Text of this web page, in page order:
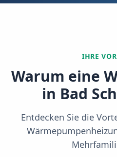
IHRE
Warum eine
in Bad
Entdecken Sie die